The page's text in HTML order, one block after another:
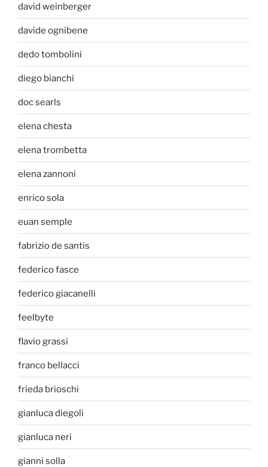
david weinberger
davide ognibene
dedo tombolini
diego bianchi
doc searls
elena chesta
elena trombetta
elena zannoni
enrico sola
euan semple
fabrizio de santis
federico fasce
federico giacanelli
feelbyte
flavio grassi
franco bellacci
frieda brioschi
gianluca diegoli
gianluca neri
gianni solla